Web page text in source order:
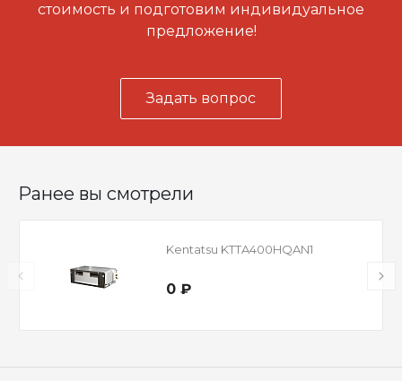
стоимость и подготовим индивидуальное
предложение!
Задать вопрос
Ранее вы смотрели
Kentatsu KTTA400HQAN1
0 ₽